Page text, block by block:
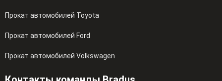
Прокат автомобилей Toyota
Прокат автомобилей Ford
Прокат автомобилей Volkswagen